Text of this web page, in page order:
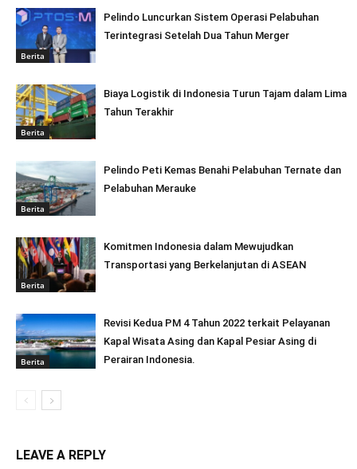
Berita
Pelindo Luncurkan Sistem Operasi Pelabuhan
Terintegrasi Setelah Dua Tahun Merger
Berita
Biaya Logistik di Indonesia Turun Tajam dalam Lima
Tahun Terakhir
Berita
Pelindo Peti Kemas Benahi Pelabuhan Ternate dan
Pelabuhan Merauke
Berita
Komitmen Indonesia dalam Mewujudkan
Transportasi yang Berkelanjutan di ASEAN
Berita
Revisi Kedua PM 4 Tahun 2022 terkait Pelayanan
Kapal Wisata Asing dan Kapal Pesiar Asing di
Perairan Indonesia.
LEAVE A REPLY